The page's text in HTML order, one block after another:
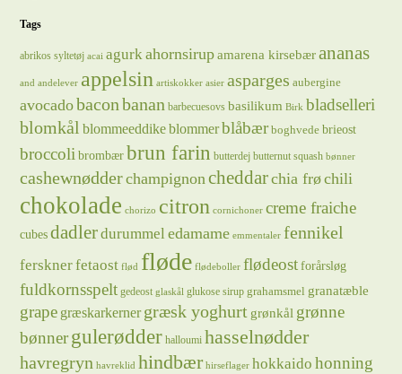
Tags
abrikos syltetøj acai agurkahornsirupamarena kirsebærananas
and andelever appelsin artiskokker asier asparges aubergine
avocadobaconbanan barbecuesovs basilikum Birk bladselleri
blomkål blommeeddikeblommerblåbær boghvede brieost
broccoli brombær brun farin butterdej butternut squash bønner
cashewnødderchampignoncheddarchia frøchili
chokolade chorizo citron cornichoner creme fraiche
cubes dadlerdurummeledamame emmentaler fennikel
fersknerfetaost flød fløde flødeboller flødeost forårsløg
fuldkornsspelt gedeost glaskål glukose sirup grahamsmel granatæble
grape græskarkernergræsk yoghurt grønkål grønne
bønnergulerødder halloumi hasselnødder
havregryn havreklid hindbær hirseflager hokkaido honning